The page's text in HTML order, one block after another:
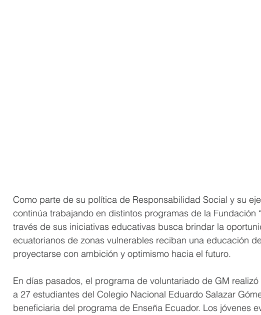
Como parte de su política de Responsabilidad Social y su
continúa trabajando en distintos programas de la Fundación
través de sus iniciativas educativas busca brindar la
ecuatorianos de zonas vulnerables reciban una educación
proyectarse con ambición y optimismo hacia el futuro.
En días pasados, el programa de voluntariado de GM
a 27 estudiantes del Colegio Nacional Eduardo Salazar
beneficiaria del programa de Enseña Ecuador. Los jóvenes